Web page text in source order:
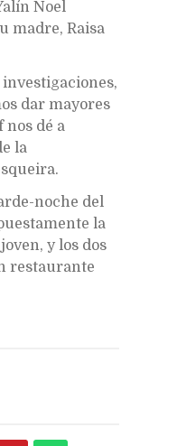
Noel
madre, Raisa
investigaciones,
dar mayores
nos dé a
la
noche del
la
y los dos
restaurante